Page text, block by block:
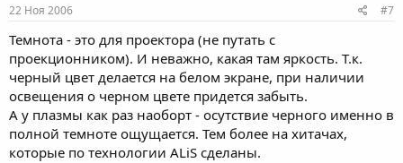
22 Ноя 2006 #7
Темнота - это для проектора (не путать с
проекционником). И неважно, какая там яркость. Т.к.
черный цвет делается на белом экране, при наличии
освещения о черном цвете придется забыть.
А у плазмы как раз наоборт - осутствие черного именно в
полной темноте ощущается. Тем более на хитачах,
которые по технологии ALiS сделаны.